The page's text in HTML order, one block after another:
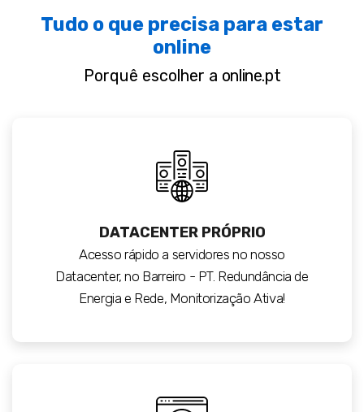
Tudo o que precisa para estar
online
Porquê escolher a online.pt
DATACENTER PRÓPRIO
Acesso rápido a servidores no nosso
Datacenter, no Barreiro - PT. Redundância de
Energia e Rede, Monitorização Ativa!